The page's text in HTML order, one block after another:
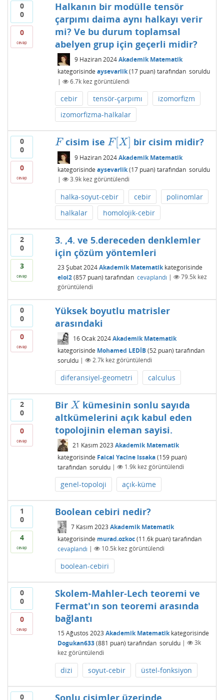
0
0
0
cevap
Halkanın bir modülle tensör
çarpımı daima aynı halkayı verir
mi? Ve bu durum toplamsal
abelyen grup için geçerli midir?
9 Haziran 2024 Akademik Matematik
kategorisinde aysevarlik (17puan) tarafından soruldu
|
6.7kkez görüntülendi
cebir tensör-çarpımı
izomorfizm
izomorfizma-halkalar
0
0
0
cevap
F
F cisim ise F[X]
F[X] bir cisim midir?
9 Haziran 2024 Akademik Matematik
kategorisinde aysevarlik (17puan) tarafından soruldu
|
3.9kkez görüntülendi
halka-soyut-cebir cebir
polinomlar
halkalar
homolojik-cebir
2
0
3
cevap
3. ,4. ve 5.dereceden denklemler
için çözüm yöntemleri
23 Şubat 2024 Akademik Matematikkategorisinde
eloi2 (857puan) tarafından cevaplandı | 79.5kkez
görüntülendi
0
0
0
cevap
Yüksek boyutlu matrisler
arasındaki
16 Ocak 2024 Akademik Matematik
kategorisinde Mohamed LEDİB (52 puan) tarafından
soruldu | 2.7kkez görüntülendi
diferansiyel-geometri calculus
2
0
0
cevap
Bir X
X kümesinin sonlu sayıda
altkümelerini açık kabul eden
topolojinin eleman sayisi.
21 Kasım 2023 Akademik Matematik
kategorisinde Faical Yacine Issaka (159puan)
tarafından soruldu | 1.9kkez görüntülendi
genel-topoloji açık-küme
1
0
4
cevap
Boolean cebiri nedir?
7 Kasım 2023 Akademik Matematik
kategorisinde murad.ozkoc (11.6kpuan) tarafından
cevaplandı | 10.5kkez görüntülendi
boolean-cebiri
0
0
0
cevap
Skolem-Mahler-Lech teoremi ve
Fermat'ın son teoremi arasında
bağlantı
15 Ağustos 2023 Akademik Matematikkategorisinde
Dogukan633 (881 puan) tarafından soruldu |
3k
kez görüntülendi
dizi soyut-cebir üstel-fonksiyon
0 Sonlu cisimler üzerinde